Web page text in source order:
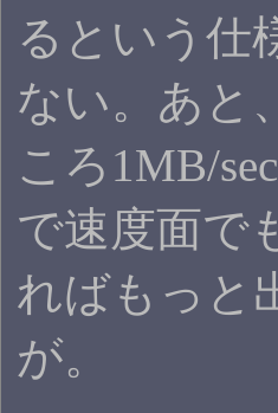
るという仕
ない。あと
ころ1MB/
で速度面で
ればもっと
が。